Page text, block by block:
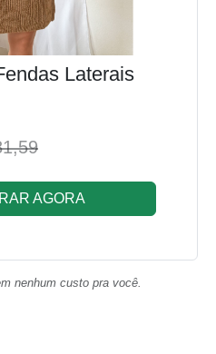
Laterais
AGORA
nenhum custo pra você.